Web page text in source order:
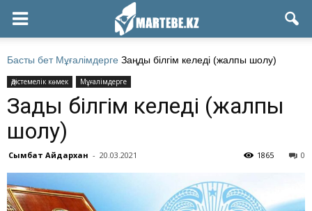
Басты бет Мұғалімдерге Заңды білгім келеді (жалпы шолу)
Әдістемелік көмек Мұғалімдерге
Заңды білгім келеді (жалпы
шолу)
Сымбат Айдархан - 20.03.2021 0
1865